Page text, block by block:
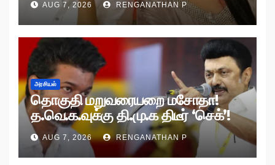
AUG 7, 2026 RENGANATHAN P
அரசியல்
தொகுதி மறுவரையறை மசோதா!
த.வெ.க.வுக்கு தி.மு.க திடீர் ‘செக்’!
AUG 7, 2026 RENGANATHAN P